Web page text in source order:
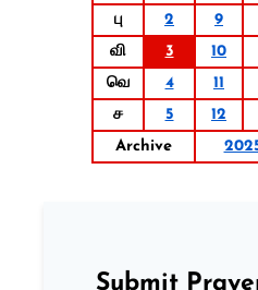
பு
2 9
வி
3 10
வெ
4 11
ச
5 12
Archive
Submit